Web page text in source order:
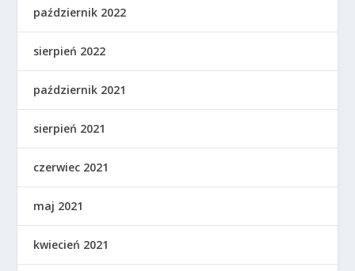
październik 2022
sierpień 2022
październik 2021
sierpień 2021
czerwiec 2021
maj 2021
kwiecień 2021